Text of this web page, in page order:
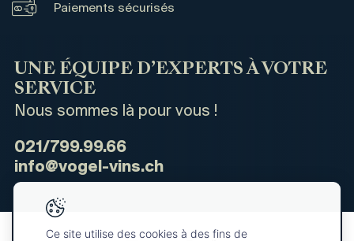
Paiements sécurisés
UNE ÉQUIPE D’EXPERTS À VOTRE
SERVICE
Nous sommes là pour vous !
021/799.99.66
info@vogel-vins.ch
Ce site utilise des cookies à des fins de